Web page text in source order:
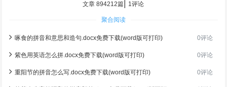
文章 894212篇
1评论
聚合阅读
啄食的拼音和意思和造句.docx免费下载(word版可打印) 0评论
紫色用英语怎么拼.docx免费下载(word版可打印) 0评论
重阳节的拼音怎么写.docx免费下载(word版可打印) 0评论